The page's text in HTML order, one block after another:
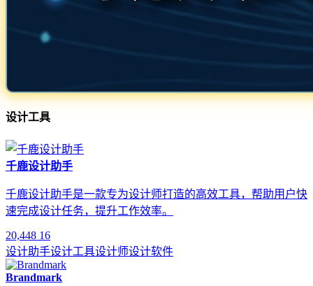
设计工具
千鹿设计助手
千鹿设计助手是一款专为设计师打造的高效工具，帮助用户快
速完成设计任务，提升工作效率。
20,448 16
设计助手设计工具设计师设计软件
Brandmark